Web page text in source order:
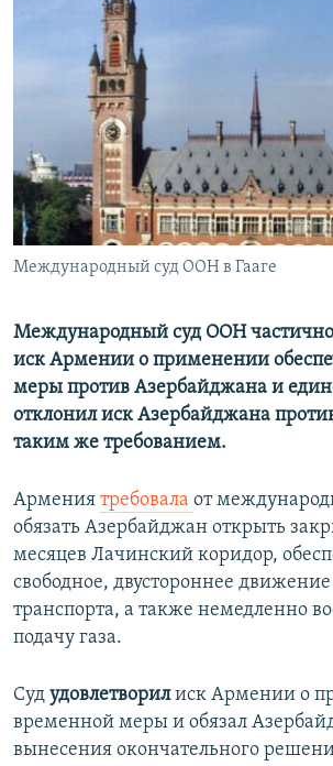
Հայերեն
Все сайты Радио Азатутюн
Международный суд ООН в Гааге
Международный суд ООН частично
иск Армении о применении
меры против Азербайджана и
отклонил иск Азербайджана
таким же требованием.
Армения требовала от
обязать Азербайджан открыть
месяцев Лачинский коридор,
свободное, двустороннее
транспорта, а также немедленно
подачу газа.
Суд удовлетворилиск Армении о
временной меры и обязал
вынесения окончательного